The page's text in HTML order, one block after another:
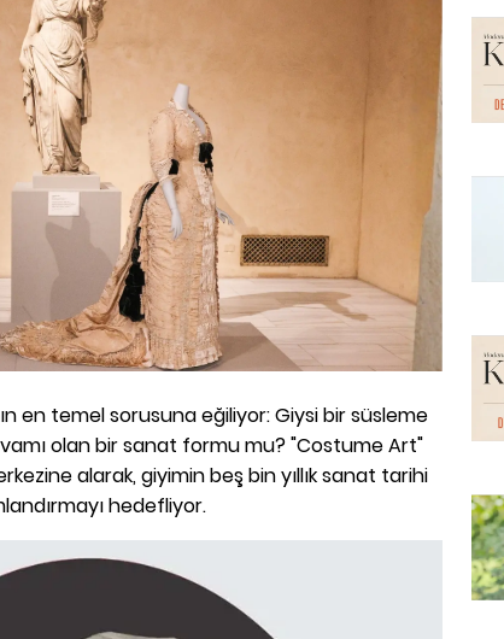
en temel sorusuna eğiliyor: Giysi bir süsleme
olan bir sanat formu mu? "Costume Art"
alarak, giyimin beş bin yıllık sanat tarihi
hedefliyor.